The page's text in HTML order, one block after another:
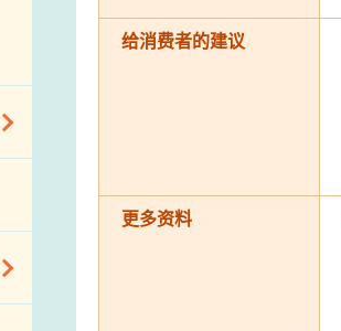
给消费者的建议
更多资料